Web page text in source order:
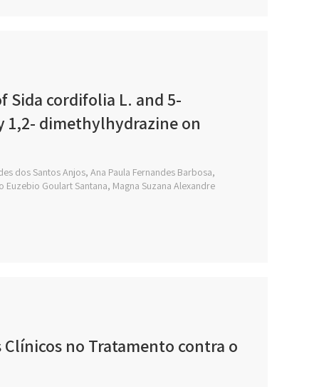
Sida cordifolia L. and 5-
1,2- dimethylhydrazine on
dos Santos Anjos, Ana Paula Fernandes Barbosa,
Goulart Santana, Magna Suzana Alexandre
Clínicos no Tratamento contra o